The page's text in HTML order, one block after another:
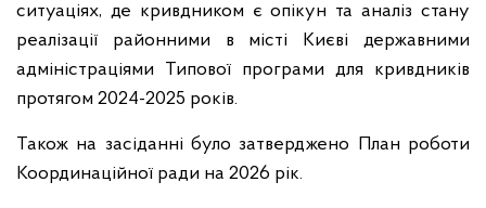
ситуаціях, де кривдником є опікун та аналіз стану
реалізації районними в місті Києві державними
адміністраціями Типової програми для кривдників
протягом 2024-2025 років.
Також на засіданні було затверджено План роботи
Координаційної ради на 2026 рік.